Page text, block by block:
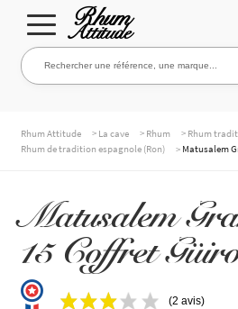
Aller
à
Aller
au
Rechercher une référence, une marque...
NOS RHUMS
WHISKIES & +
Rhum Attitude > La cave > Rhum > Rhum
Rhum de tradition espagnole (Ron)
> Matusalem
Matusalem
15 Coffret
(2 avis)